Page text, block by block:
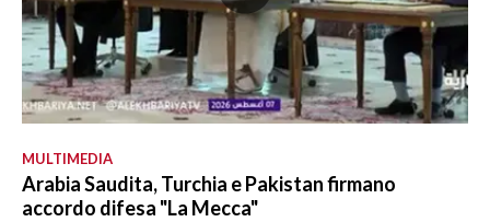
MULTIMEDIA
Arabia Saudita, Turchia e Pakistan firmano
accordo difesa "La Mecca"